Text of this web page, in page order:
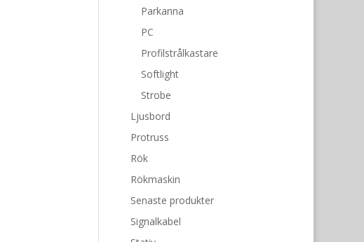
Parkanna
PC
Profilstrålkastare
Softlight
Strobe
Ljusbord
Protruss
Rök
Rökmaskin
Senaste produkter
Signalkabel